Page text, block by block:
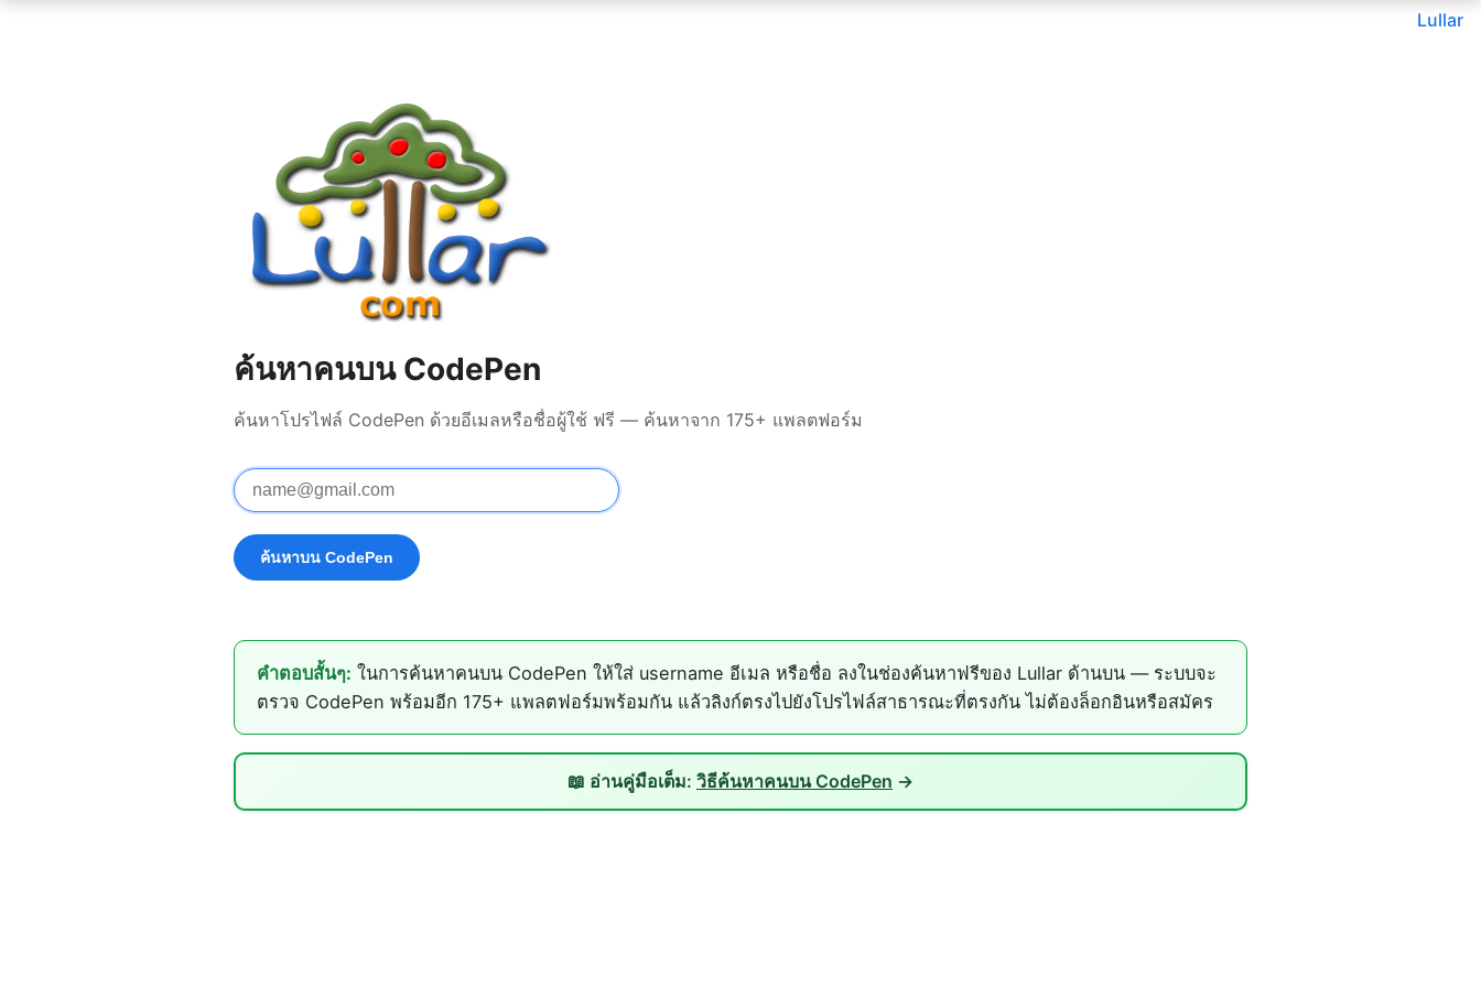
Lullar
ค้นหาคนบน CodePen
ค้นหาโปรไฟล์ CodePen ด้วยอีเมลหรือชื่อผู้ใช้ ฟรี — ค้นหาจาก 175+ แพลตฟอร์ม
คำตอบสั้นๆ: ในการค้นหาคนบน CodePen ให้ใส่ username อีเมล หรือชื่อ ลงในช่องค้นหาฟรีของ Lullar ด้านบน — ระบบจะ
ตรวจ CodePen พร้อมอีก 175+ แพลตฟอร์มพร้อมกัน แล้วลิงก์ตรงไปยังโปรไฟล์สาธารณะที่ตรงกัน ไม่ต้องล็อกอินหรือสมัคร
📖 อ่านคู่มือเต็ม: วิธีค้นหาคนบน CodePen →